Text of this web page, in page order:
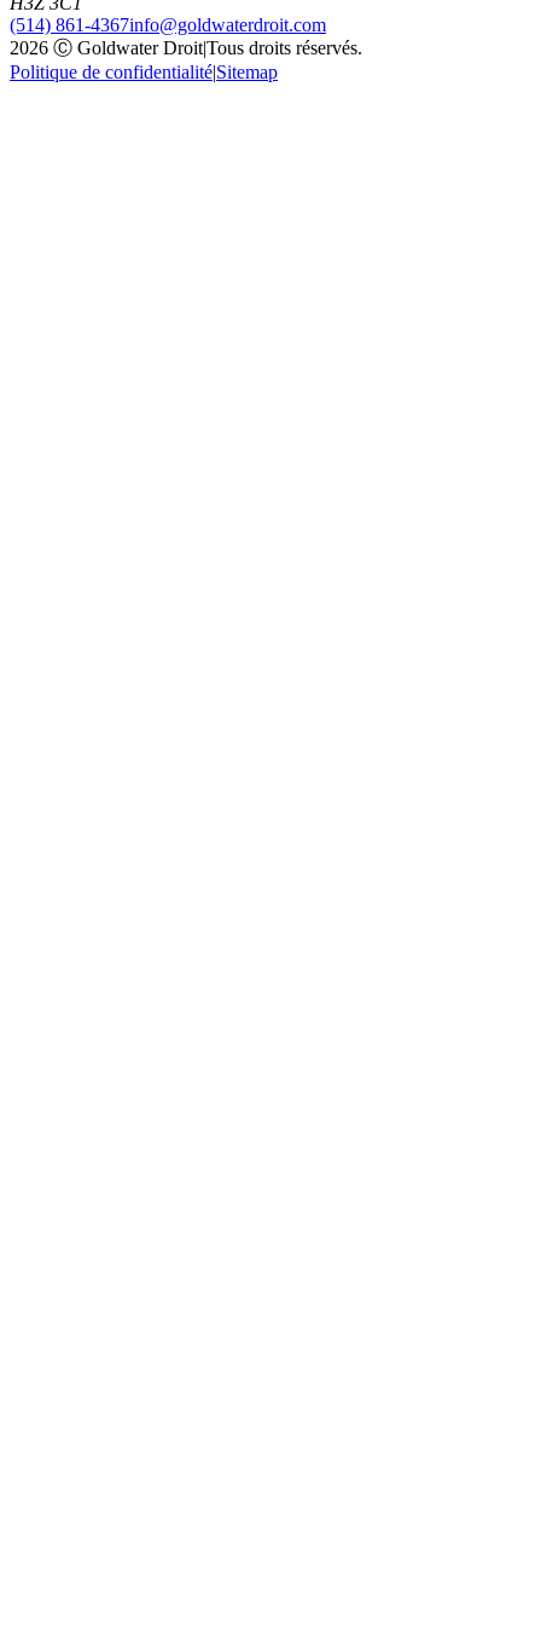
(514) 861-4367info@goldwaterdroit.com
2026 Ⓒ Goldwater Droit|Tous droits réservés.
Politique de confidentialité|Sitemap